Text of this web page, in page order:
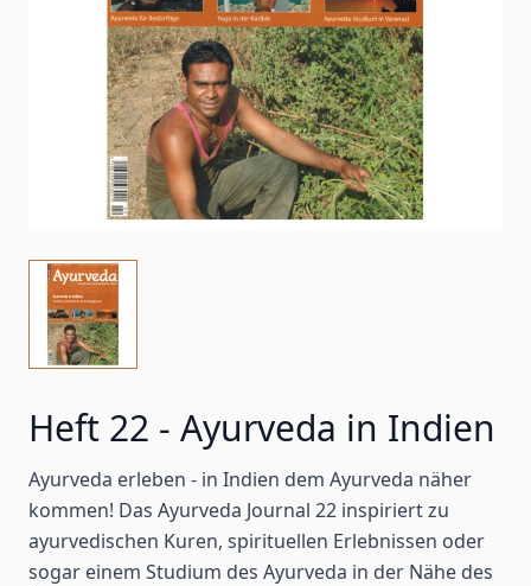
Heft 22 - Ayurveda in Indien
Ayurveda erleben - in Indien dem Ayurveda näher
kommen! Das Ayurveda Journal 22 inspiriert zu
ayurvedischen Kuren, spirituellen Erlebnissen oder
sogar einem Studium des Ayurveda in der Nähe des